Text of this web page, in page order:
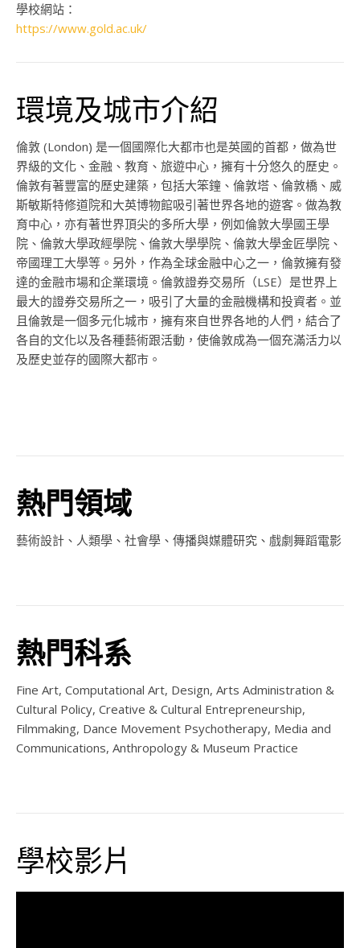
學校網站：
https://www.gold.ac.uk/
環境及城市介紹
倫敦 (London) 是一個國際化大都市也是英國的首都，做為世
界級的文化、金融、教育、旅遊中心，擁有十分悠久的歷史。
倫敦有著豐富的歷史建築，包括大笨鐘、倫敦塔、倫敦橋、威
斯敏斯特修道院和大英博物館吸引著世界各地的遊客。做為教
育中心，亦有著世界頂尖的多所大學，例如倫敦大學國王學
院、倫敦大學政經學院、倫敦大學學院、倫敦大學金匠學院、
帝國理工大學等。另外，作為全球金融中心之一，倫敦擁有發
達的金融市場和企業環境。倫敦證券交易所（LSE）是世界上
最大的證券交易所之一，吸引了大量的金融機構和投資者。並
且倫敦是一個多元化城市，擁有來自世界各地的人們，結合了
各自的文化以及各種藝術跟活動，使倫敦成為一個充滿活力以
及歷史並存的國際大都市。
熱門領域
藝術設計、人類學、社會學、傳播與媒體研究、戲劇舞蹈電影
熱門科系
Fine Art, Computational Art, Design, Arts Administration &
Cultural Policy, Creative & Cultural Entrepreneurship,
Filmmaking, Dance Movement Psychotherapy, Media and
Communications, Anthropology & Museum Practice
學校影片